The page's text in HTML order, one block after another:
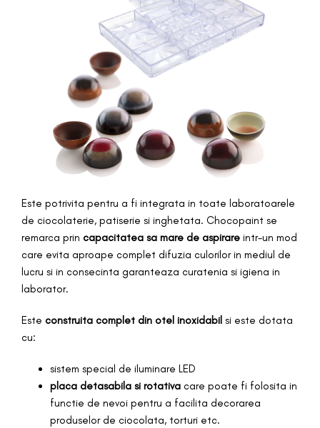
Este potrivita pentru a fi integrata in toate laboratoarele
de ciocolaterie, patiserie si inghetata. Chocopaint se
remarca prin capacitatea sa mare de aspirare intr-un mod
care evita aproape complet difuzia culorilor in mediul de
lucru si in consecinta garanteaza curatenia si igiena in
laborator.
Este construita complet din otel inoxidabil si este dotata
cu:
sistem special de iluminare LED
placa detasabila si rotativa care poate fi folosita in
functie de nevoi pentru a facilita decorarea
produselor de ciocolata, torturi etc.